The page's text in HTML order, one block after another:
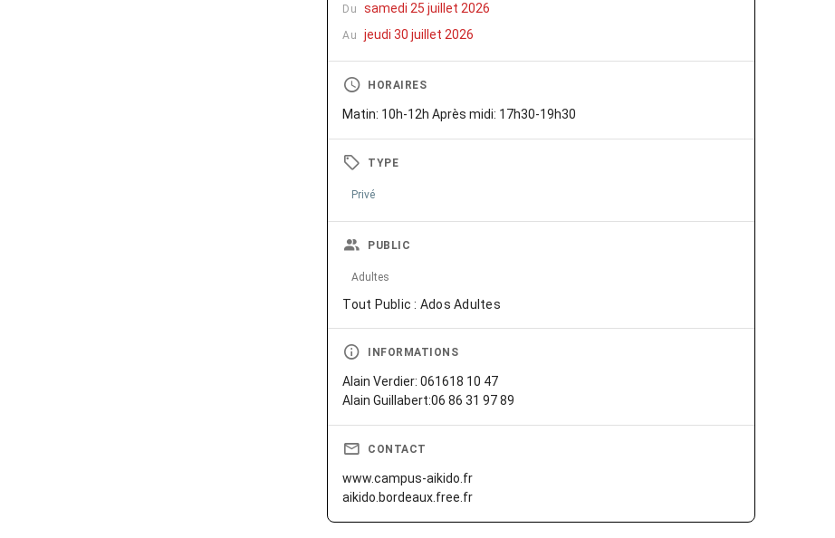
Du samedi 25 juillet 2026
Au jeudi 30 juillet 2026
HORAIRES
Matin: 10h-12h Après midi: 17h30-19h30
TYPE
Privé
PUBLIC
Adultes
Tout Public : Ados Adultes
INFORMATIONS
Alain Verdier: 061618 10 47
Alain Guillabert:06 86 31 97 89
CONTACT
www.campus-aikido.fr
aikido.bordeaux.free.fr